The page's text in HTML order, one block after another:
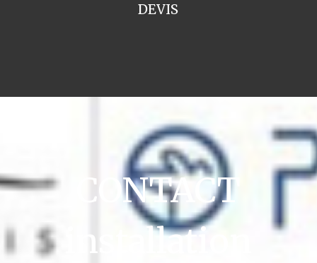
DEVIS
CONTACT
installation